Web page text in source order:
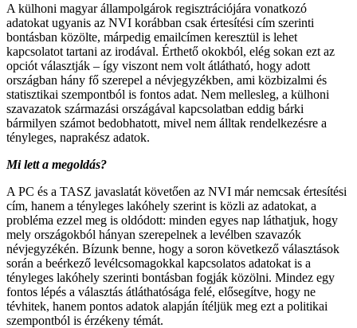
A külhoni magyar állampolgárok regisztrációjára vonatkozó
adatokat ugyanis az NVI korábban csak értesítési cím szerinti
bontásban közölte, márpedig emailcímen keresztül is lehet
kapcsolatot tartani az irodával. Érthető okokból, elég sokan ezt az
opciót választják – így viszont nem volt átlátható, hogy adott
országban hány fő szerepel a névjegyzékben, ami közbizalmi és
statisztikai szempontból is fontos adat. Nem mellesleg, a külhoni
szavazatok származási országával kapcsolatban eddig bárki
bármilyen számot bedobhatott, mivel nem álltak rendelkezésre a
tényleges, naprakész adatok.
Mi lett a megoldás?
A PC és a TASZ javaslatát követően az NVI már nemcsak értesítési
cím, hanem a tényleges lakóhely szerint is közli az adatokat, a
probléma ezzel meg is oldódott: minden egyes nap láthatjuk, hogy
mely országokból hányan szerepelnek a levélben szavazók
névjegyzékén. Bízunk benne, hogy a soron következő választások
során a beérkező levélcsomagokkal kapcsolatos adatokat is a
tényleges lakóhely szerinti bontásban fogják közölni. Mindez egy
fontos lépés a választás átláthatósága felé, elősegítve, hogy ne
tévhitek, hanem pontos adatok alapján ítéljük meg ezt a politikai
szempontból is érzékeny témát.